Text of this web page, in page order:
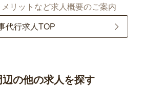
リットなど求人概要のご案内
代行求人TOP
辺の他の求人を探す